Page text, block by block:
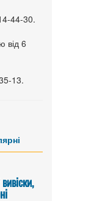
44-30.
від 6
13.